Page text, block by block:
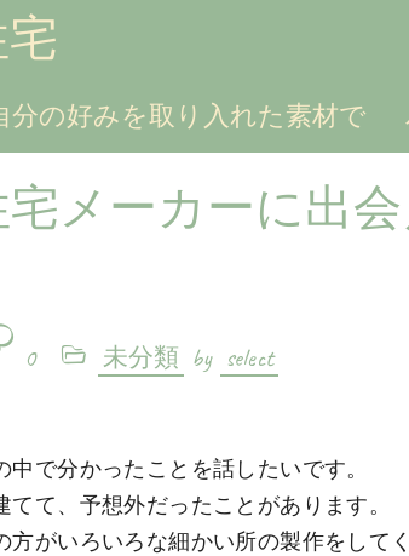
分の好みを取り入れた素材で
メーカーに出
0 未分類 by select
で分かったことを話したいです。
て、予想外だったことがあります。
がいろいろな細かい所の製作をして